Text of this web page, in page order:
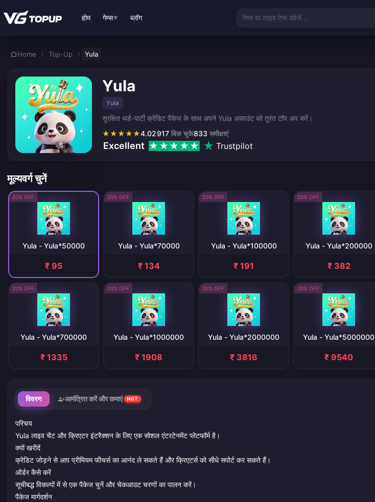
होम गेम्स▼ ब्लॉग गेम्स या लाइव ऐप्स खोजें...
Home Top-Up Yula
Yula
Yula
सुरक्षित थर्ड-पार्टी क्रेडिट पैकेज के साथ अपने Yula अकाउंट को तुरंत टॉप अप करें।
★★★★★4.02 833 समीक्षाएं
917 बिक चुके
Excellent Trustpilot
मूल्यवर्ग चुनें
20% OFF
Yula - Yula*50000
₹ 95
20% OFF
Yula - Yula*70000
₹ 134
20% OFF
Yula - Yula*100000
₹ 191
20% OFF
Yula - Yula*200000
₹ 382
20% OFF
Yula - Yula*700000
₹ 1335
20% OFF
Yula - Yula*1000000
₹ 1908
20% OFF
Yula - Yula*2000000
₹ 3816
20% OFF
Yula - Yula*5000000
₹ 9540
विवरण आमंत्रित करें और कमाएं HOT
परिचय
Yula लाइव चैट और क्रिएटर इंटरैक्शन के लिए एक सोशल एंटरटेनमेंट प्लेटफॉर्म है।
क्यों खरीदें
क्रेडिट जोड़ने से आप प्रीमियम फीचर्स का आनंद ले सकते हैं और क्रिएटर्स को सीधे सपोर्ट कर सकते हैं।
ऑर्डर कैसे करें
सूचीबद्ध विकल्पों में से एक पैकेज चुनें और चेकआउट चरणों का पालन करें।
पैकेज मार्गदर्शन